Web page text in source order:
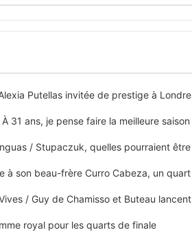
Putellas invitée de prestige à
31 ans, je pense faire la meilleure
/ Stupaczuk, quelles pourraient
à son beau-frère Curro Cabeza, un
/ Guy de Chamisso et Buteau
royal pour les quarts de finale